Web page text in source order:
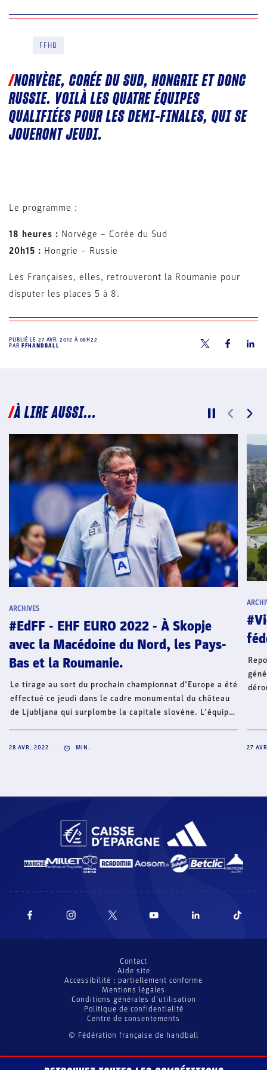
FFHB
NORVÈGE, CORÉE DU SUD, HONGRIE ET DONC
RUSSIE. VOILÀ LES QUATRE ÉQUIPES
QUALIFIÉES POUR LES DEMI-FINALES, QUI SE
JOUERONT JEUDI.
Le programme :
18 heures : Norvège – Corée du Sud
20h15 : Hongrie – Russie
Les Françaises, elles, retrouveront la Roumanie pour
disputer les places 5 à 8.
PUBLIÉ LE27 AVR. 2012 À 08H22
PAR FFHANDBALL
À LIRE AUSSI...
ARCHIVES
#EdFF - EHF EURO 2022 - À Skopje
avec la Macédoine du Nord, les Pays-
Bas et la Roumanie.
Le tirage au sort du prochain championnat d’Europe a été
effectué ce jeudi dans le cadre monumental du château
de Ljubljana qui surplombe la capitale slovène. L’équipe
du Nord, ainsi que les Pays-Bas et la Roumanie.
28 AVR. 2022 MIN. 27
© Fédération française de handball
Contact
Aide site
Accessibilité : partiellement conforme
Mentions légales
Conditions générales d’utilisation
Politique de confidentialité
Centre de consentements